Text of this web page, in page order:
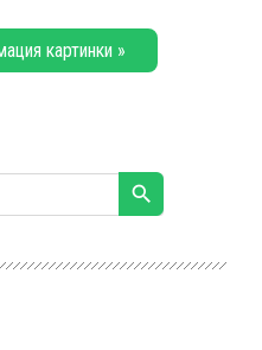
картинки »